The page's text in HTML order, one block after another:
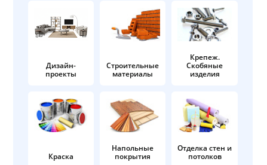
Дизайн-
проекты
Строительные
материалы
Крепеж.
Скобяные
изделия
Краска
Напольные
покрытия
Отделка стен и
потолков